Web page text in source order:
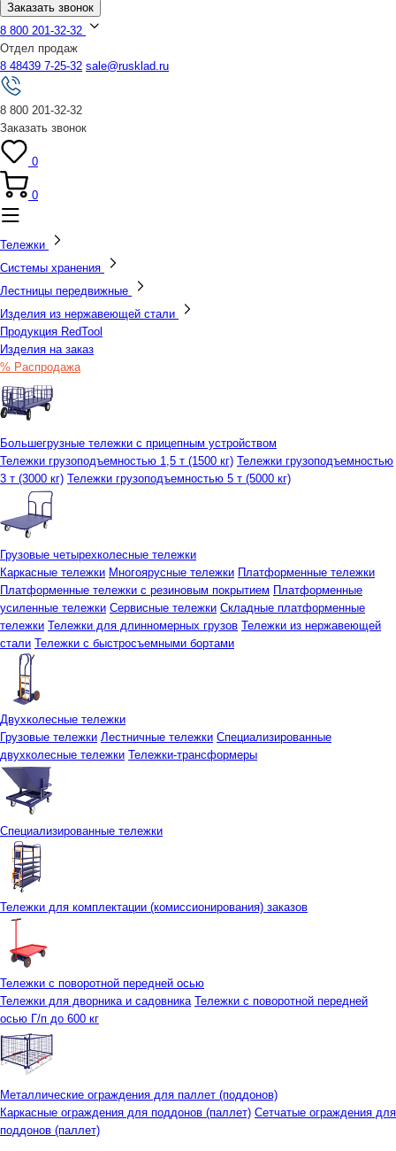
Заказать звонок
8 800 201-32-32
Отдел продаж
8 48439 7-25-32 sale@rusklad.ru
8 800 201-32-32
Заказать звонок
0
0
Тележки
Системы хранения
Лестницы передвижные
Изделия из нержавеющей стали
Продукция RedTool
Изделия на заказ
% Распродажа
Большегрузные тележки с прицепным устройством
Тележки грузоподъемностью 1,5 т (1500 кг) Тележки грузоподъемностью
3 т (3000 кг) Тележки грузоподъемностью 5 т (5000 кг)
Грузовые четырехколесные тележки
Каркасные тележки Многоярусные тележки Платформенные тележки
Платформенные тележки с резиновым покрытием Платформенные
усиленные тележки Сервисные тележки Складные платформенные
тележки Тележки для длинномерных грузов Тележки из нержавеющей
стали Тележки с быстросъемными бортами
Двухколесные тележки
Грузовые тележки Лестничные тележки Специализированные
двухколесные тележки Тележки-трансформеры
Специализированные тележки
Тележки для комплектации (комиссионирования) заказов
Тележки с поворотной передней осью
Тележки для дворника и садовника Тележки с поворотной передней
осью Г/п до 600 кг
Металлические ограждения для паллет (поддонов)
Каркасные ограждения для поддонов (паллет) Сетчатые ограждения для
поддонов (паллет)